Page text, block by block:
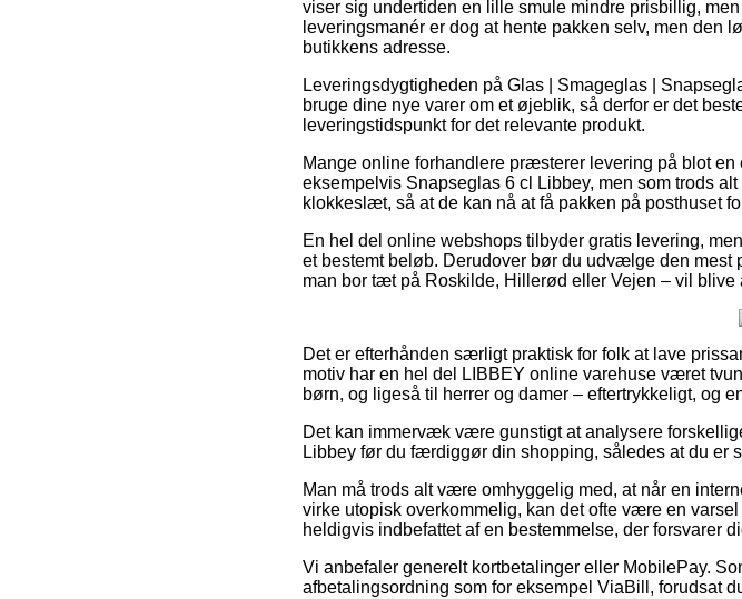
viser sig undertiden en lille smule mindre prisbillig,
leveringsmanér er dog at hente pakken selv, men den
butikkens adresse.
Leveringsdygtigheden på Glas | Smageglas |
bruge dine nye varer om et øjeblik, så derfor er det
leveringstidspunkt for det relevante produkt.
Mange online forhandlere præsterer levering på blot
eksempelvis Snapseglas 6 cl Libbey, men som trods
klokkeslæt, så at de kan nå at få pakken på posthuset
En hel del online webshops tilbyder gratis levering,
et bestemt beløb. Derudover bør du udvælge den
man bor tæt på Roskilde, Hillerød eller Vejen – vil blive
Det er efterhånden særligt praktisk for folk at lave
motiv har en hel del LIBBEY online varehuse været
børn, og ligeså til herrer og damer – eftertrykkeligt, og
Det kan immervæk være gunstigt at analysere
Libbey før du færdiggør din shopping, således at du er
Man må trods alt være omhyggelig med, at når en
virke utopisk overkommelig, kan det ofte være en
heldigvis indbefattet af en bestemmelse, der forsvarer
Vi anbefaler generelt kortbetalinger eller MobilePay.
afbetalingsordning som for eksempel ViaBill, forudsat